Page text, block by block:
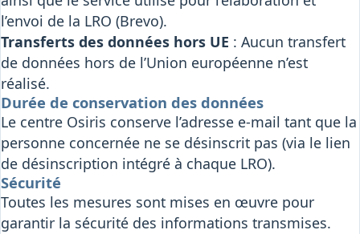
l’envoi de la LRO (Brevo).
Transferts des données hors UE : Aucun transfert
de données hors de l’Union européenne n’est
réalisé.
Durée de conservation des données
Le centre Osiris conserve l’adresse e-mail tant que la
personne concernée ne se désinscrit pas (via le lien
de désinscription intégré à chaque LRO).
Sécurité
Toutes les mesures sont mises en œuvre pour
garantir la sécurité des informations transmises.